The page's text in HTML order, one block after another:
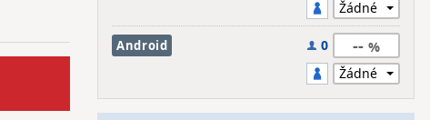
Android 0 --